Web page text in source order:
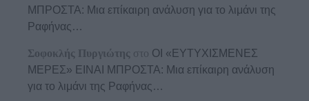
ΜΠΡΟΣΤΑ: Μια επίκαιρη ανάλυση για το λιμάνι της
Ραφήνας…
Σοφοκλής Πυργιώτης στο ΟΙ «ΕΥΤΥΧΙΣΜΕΝΕΣ
ΜΕΡΕΣ» ΕΙΝΑΙ ΜΠΡΟΣΤΑ: Μια επίκαιρη ανάλυση
για το λιμάνι της Ραφήνας…